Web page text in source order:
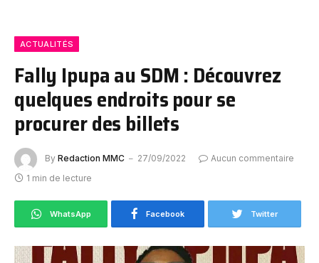
ACTUALITÉS
Fally Ipupa au SDM : Découvrez
quelques endroits pour se
procurer des billets
By Redaction MMC 27/09/2022
Aucun commentaire
1 min de lecture
WhatsApp Facebook Twitter